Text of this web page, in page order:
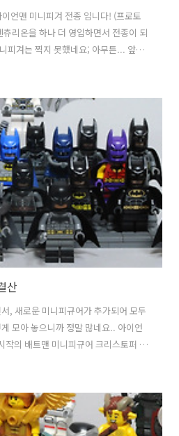
언맨 미니피겨 전종 입니다! (프로토
리온을 하나 더 영입하면서 전종이 되
피겨는 찍지 못했네요; 아무튼... 앞으
산
, 새로운 미니피규어가 추가되어 모두
모아 놓으니까 정말 많네요.. 아이언
작의 배트맨 미니피규어 크리스토퍼 놀
규어 코믹스 버전의 NEW52 배트맨
사려면 가격이 정말... 귀여운 뱃자로
: 클래식 TV 시리즈 배트케이브가
더 추가 될 것 같네요! FIN.